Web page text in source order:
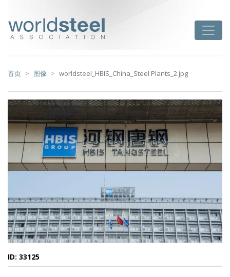
首页 图像 worldsteel_HBIS_China_Steel Plants_2.jpg
ID: 33125